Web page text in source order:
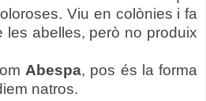
Viu en colònies i fa
les abelles, però no produix
Abespa, pos és la forma
natros.